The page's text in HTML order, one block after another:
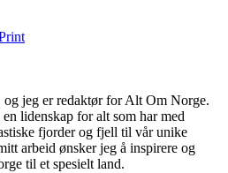
og jeg er redaktør for Alt Om Norge.
lidenskap for alt som har med
fjorder og fjell til vår unike
arbeid ønsker jeg å inspirere og
til et spesielt land.